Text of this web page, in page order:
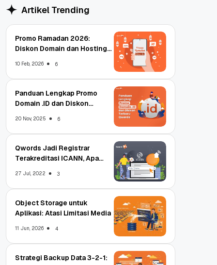
Artikel Trending
Promo Ramadan 2026:
Diskon Domain dan Hosting
10 Feb, 2026 6
Panduan Lengkap Promo
Domain .ID dan Diskon
20 Nov, 2025 6
Qwords Jadi Registrar
Terakreditasi ICANN, Apa
27 Jul, 2022 3
Object Storage untuk
Aplikasi: Atasi Limitasi Media
11 Jun, 2026 4
Strategi Backup Data 3-2-1: